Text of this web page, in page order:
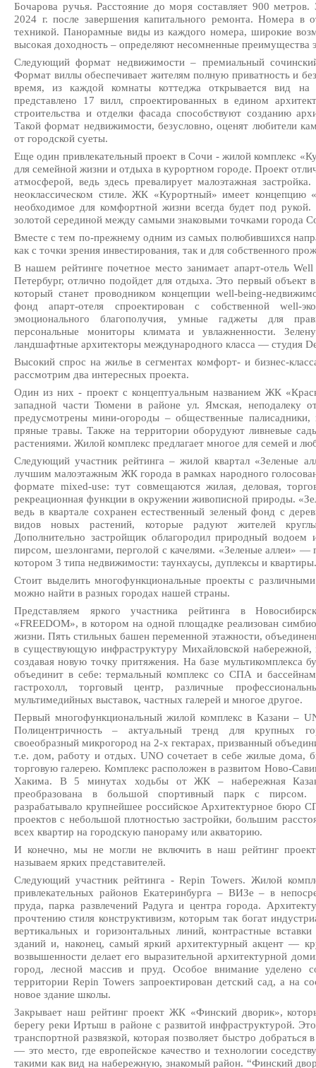
Бочарова ручья. Расстояние до моря составляет 900 метров.
2024 г. после завершения капитального ремонта. Номера
техникой. Панорамные виды из каждого номера, широкие
высокая доходность – определяют несомненные преимущества
Следующий формат недвижимости – премиальный
Формат виллы обеспечивает жителям полную приватность и
время, из каждой комнаты коттеджа открывается вид
представлено 17 вилл, спроектированных в едином
строительства и отделки фасада способствуют созданию
Такой формат недвижимости, безусловно, оценят любители
от городской суеты.
Еще один привлекательный проект в Сочи - жилой комплекс
для семейной жизни и отдыха в курортном городе. Проект
атмосферой, ведь здесь превалирует малоэтажная
неоклассическом стиле. ЖК «Курортный» имеет концепцию
необходимое для комфортной жизни всегда будет под
золотой серединой между самыми знаковыми точками города
Вместе с тем по-прежнему одним из самых полюбившихся
как с точки зрения инвестирования, так и для собственного
В нашем рейтинге почетное место занимает апарт-отель
Петербург, отлично подойдет для отдыха. Это первый объект
который станет проводником концепции well-being-
фонд апарт-отеля спроектирован с собственной well-
эмоционального благополучия, умные гаджеты для
персональные мониторы климата и увлажненности.
ландшафтные архитекторы международного класса — студия
Высокий спрос на жилье в сегментах комфорт- и бизнес-
рассмотрим два интересных проекта.
Один из них - проект с концептуальным названием ЖК
западной части Тюмени в районе ул. Ямская, неподалеку
предусмотрены мини-огороды – общественные
пряные травы. Также на территории оборудуют ливневые
растениями. Жилой комплекс предлагает многое для семей и
Следующий участник рейтинга – жилой квартал «Зеленые
лучшим малоэтажным ЖК города в рамках народного
формате mixed-use: тут совмещаются жилая, деловая,
рекреационная функции в окружении живописной природы.
ведь в квартале сохранен естественный зеленый фонд с
видов новых растений, которые радуют жителей
Дополнительно застройщик облагородил природный водоем
пирсом, шезлонгами, перголой с качелями. «Зеленые аллеи»
котором 3 типа недвижимости: таунхаусы, дуплексы и квартиры.
Стоит выделить многофункциональные проекты с
можно найти в разных городах нашей страны.
Представляем яркого участника рейтинга в
«FREEDOM», в котором на одной площадке реализован
жизни. Пять стильных башен переменной этажности,
в существующую инфраструктуру Михайловской
создавая новую точку притяжения. На базе мультикомплекса
объединит в себе: термальный комплекс со СПА и
гастрохолл, торговый центр, различные
мультимедийных выставок, частных галерей и многое другое.
Первый многофункциональный жилой комплекс в Казани –
Полицентричность – актуальный тренд для крупных
своеобразный микрогород на 2-х гектарах, призванный
т.е. дом, работу и отдых. UNO сочетает в себе жилые дома,
торговую галерею. Комплекс расположен в развитом Ново-
Хакима. В 5 минутах ходьбы от ЖК – набережная
преобразована в большой спортивный парк с пирсом.
разрабатывало крупнейшее российское Архитектурное бюро
проектов с небольшой плотностью застройки, большим
всех квартир на городскую панораму или акваторию.
И конечно, мы не могли не включить в наш рейтинг
называем ярких представителей.
Следующий участник рейтинга - Repin Towers. Жилой
привлекательных районов Екатеринбурга – ВИЗе – в
пруда, парка развлечений Радуга и центра города.
прочтению стиля конструктивизм, которым так богат
вертикальных и горизонтальных линий, контрастные
зданий и, наконец, самый яркий архитектурный акцент —
возвышенности делает его выразительной архитектурной
город, лесной массив и пруд. Особое внимание уделено
территории Repin Towers запроектирован детский сад, а на
новое здание школы.
Закрывает наш рейтинг проект ЖК «Финский дворик»,
берегу реки Иртыш в районе с развитой инфраструктурой.
транспортной развязкой, которая позволяет быстро
— это место, где европейское качество и технологии
такими как вид на набережную, знакомый район. “Финский